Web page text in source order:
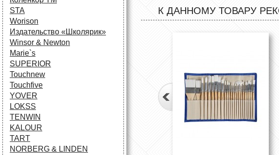
STA
Worison
Издательство «Школярик»
Winsor & Newton
Marie`s
SUPERIOR
Touchnew
Touchfive
YOVER
LOKSS
TENWIN
KALOUR
TART
NORBERG & LINDEN
К ДАННОМУ ТОВАРУ